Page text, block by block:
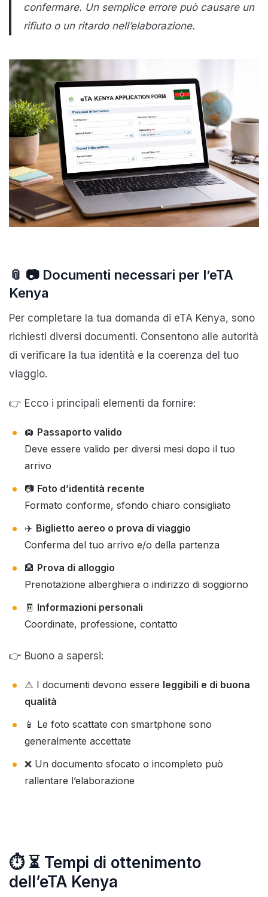
confermare. Un semplice errore può causare un
rifiuto o un ritardo nell’elaborazione.
📎 📷 Documenti necessari per l’eTA
Kenya
Per completare la tua domanda di eTA Kenya, sono
richiesti diversi documenti. Consentono alle autorità
di verificare la tua identità e la coerenza del tuo
viaggio.
👉 Ecco i principali elementi da fornire:
🛄 Passaporto valido
Deve essere valido per diversi mesi dopo il tuo
arrivo
📷 Foto d’identità recente
Formato conforme, sfondo chiaro consigliato
✈️ Biglietto aereo o prova di viaggio
Conferma del tuo arrivo e/o della partenza
🏨 Prova di alloggio
Prenotazione alberghiera o indirizzo di soggiorno
🧾 Informazioni personali
Coordinate, professione, contatto
👉 Buono a sapersi:
⚠️ I documenti devono essere leggibili e di buona
qualità
📱 Le foto scattate con smartphone sono
generalmente accettate
❌ Un documento sfocato o incompleto può
rallentare l’elaborazione
⏱️ ⏳ Tempi di ottenimento
dell’eTA Kenya